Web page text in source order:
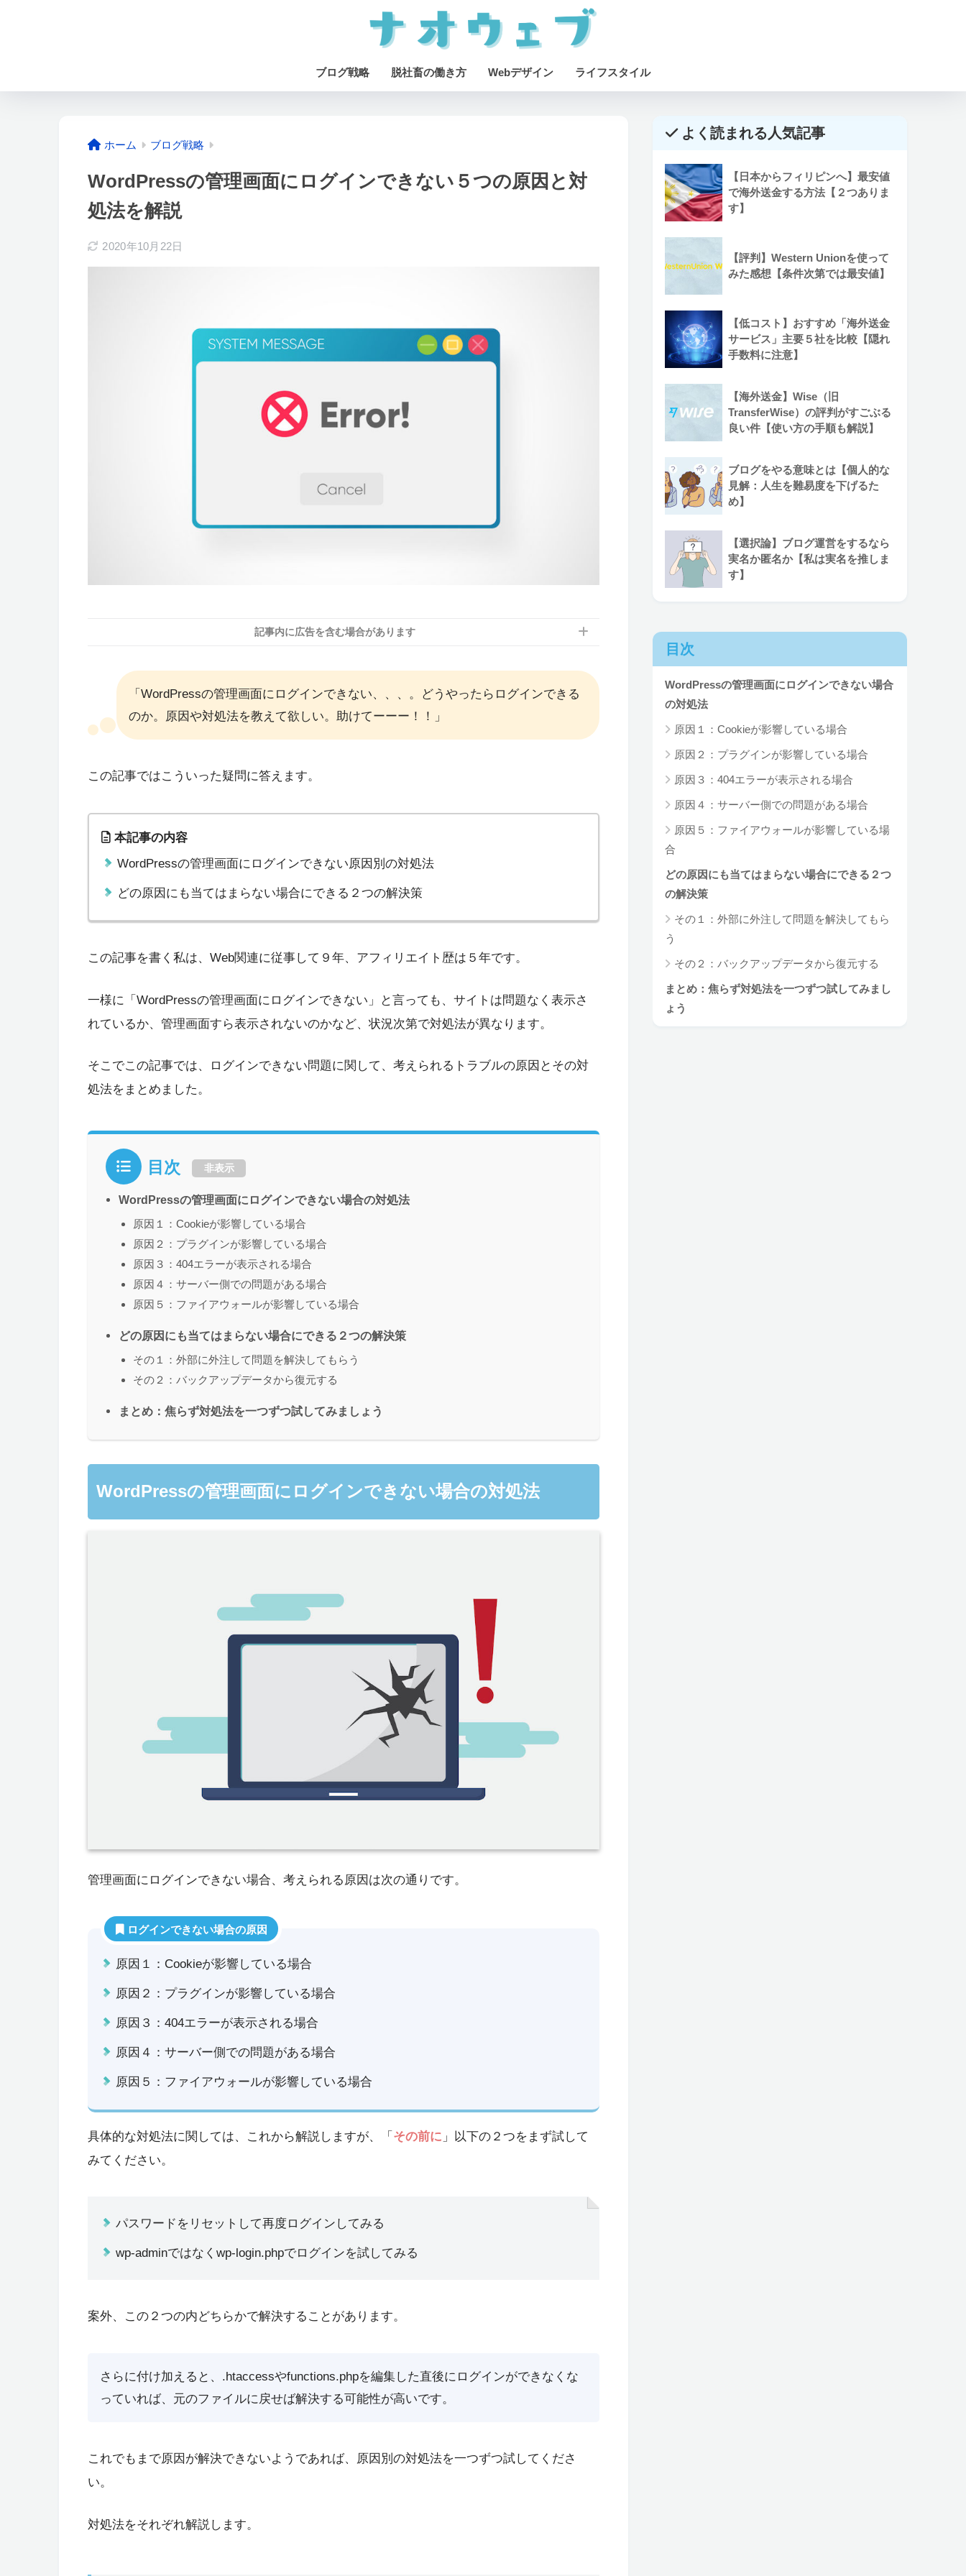
ブログ戦略 脱社畜の働き方 Webデザイン ライフスタイル
ホーム ブログ戦略
WordPressの管理画面にログインできない５つの原因と対
処法を解説
2020年10月22日
記事内に広告を含む場合があります
「WordPressの管理画面にログインできない、、、。どうやったらログインできる
のか。原因や対処法を教えて欲しい。助けてーーー！！」
この記事ではこういった疑問に答えます。
本記事の内容
WordPressの管理画面にログインできない原因別の対処法
どの原因にも当てはまらない場合にできる２つの解決策
この記事を書く私は、Web関連に従事して９年、アフィリエイト歴は５年です。
一様に「WordPressの管理画面にログインできない」と言っても、サイトは問題なく表示さ
れているか、管理画面すら表示されないのかなど、状況次第で対処法が異なります。
そこでこの記事では、ログインできない問題に関して、考えられるトラブルの原因とその対
処法をまとめました。
目次 非表示
WordPressの管理画面にログインできない場合の対処法
原因１：Cookieが影響している場合
原因２：プラグインが影響している場合
原因３：404エラーが表示される場合
原因４：サーバー側での問題がある場合
原因５：ファイアウォールが影響している場合
どの原因にも当てはまらない場合にできる２つの解決策
その１：外部に外注して問題を解決してもらう
その２：バックアップデータから復元する
まとめ：焦らず対処法を一つずつ試してみましょう
WordPressの管理画面にログインできない場合の対処法
管理画面にログインできない場合、考えられる原因は次の通りです。
ログインできない場合の原因
原因１：Cookieが影響している場合
原因２：プラグインが影響している場合
原因３：404エラーが表示される場合
原因４：サーバー側での問題がある場合
原因５：ファイアウォールが影響している場合
具体的な対処法に関しては、これから解説しますが、「 その前に 」以下の２つをまず試して
みてください。
パスワードをリセットして再度ログインしてみる
wp-adminではなくwp-login.phpでログインを試してみる
案外、この２つの内どちらかで解決することがあります。
さらに付け加えると、.htaccessやfunctions.phpを編集した直後にログインができなくな
っていれば、元のファイルに戻せば解決する可能性が高いです。
これでもまで原因が解決できないようであれば、原因別の対処法を一つずつ試してくださ
い。
対処法をそれぞれ解説します。
よく読まれる人気記事
【日本からフィリピンへ】最安値
で海外送金する方法【２つありま
す】
【評判】Western Unionを使って
みた感想【条件次第では最安値】
【低コスト】おすすめ「海外送金
サービス」主要５社を比較【隠れ
手数料に注意】
【海外送金】Wise（旧
TransferWise）の評判がすごぶる
良い件【使い方の手順も解説】
ブログをやる意味とは【個人的な
見解：人生を難易度を下げるた
め】
【選択論】ブログ運営をするなら
実名か匿名か【私は実名を推しま
す】
目次
WordPressの管理画面にログインできない場合
の対処法
原因１：Cookieが影響している場合
原因２：プラグインが影響している場合
原因３：404エラーが表示される場合
原因４：サーバー側での問題がある場合
原因５：ファイアウォールが影響している場
合
どの原因にも当てはまらない場合にできる２つ
の解決策
その１：外部に外注して問題を解決してもら
う
その２：バックアップデータから復元する
まとめ：焦らず対処法を一つずつ試してみまし
ょう